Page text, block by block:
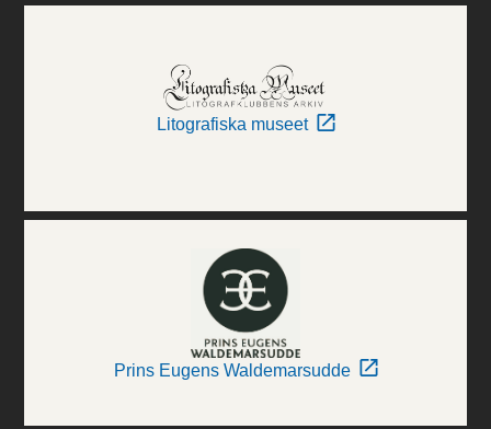
Litografiska museet
Prins Eugens Waldemarsudde